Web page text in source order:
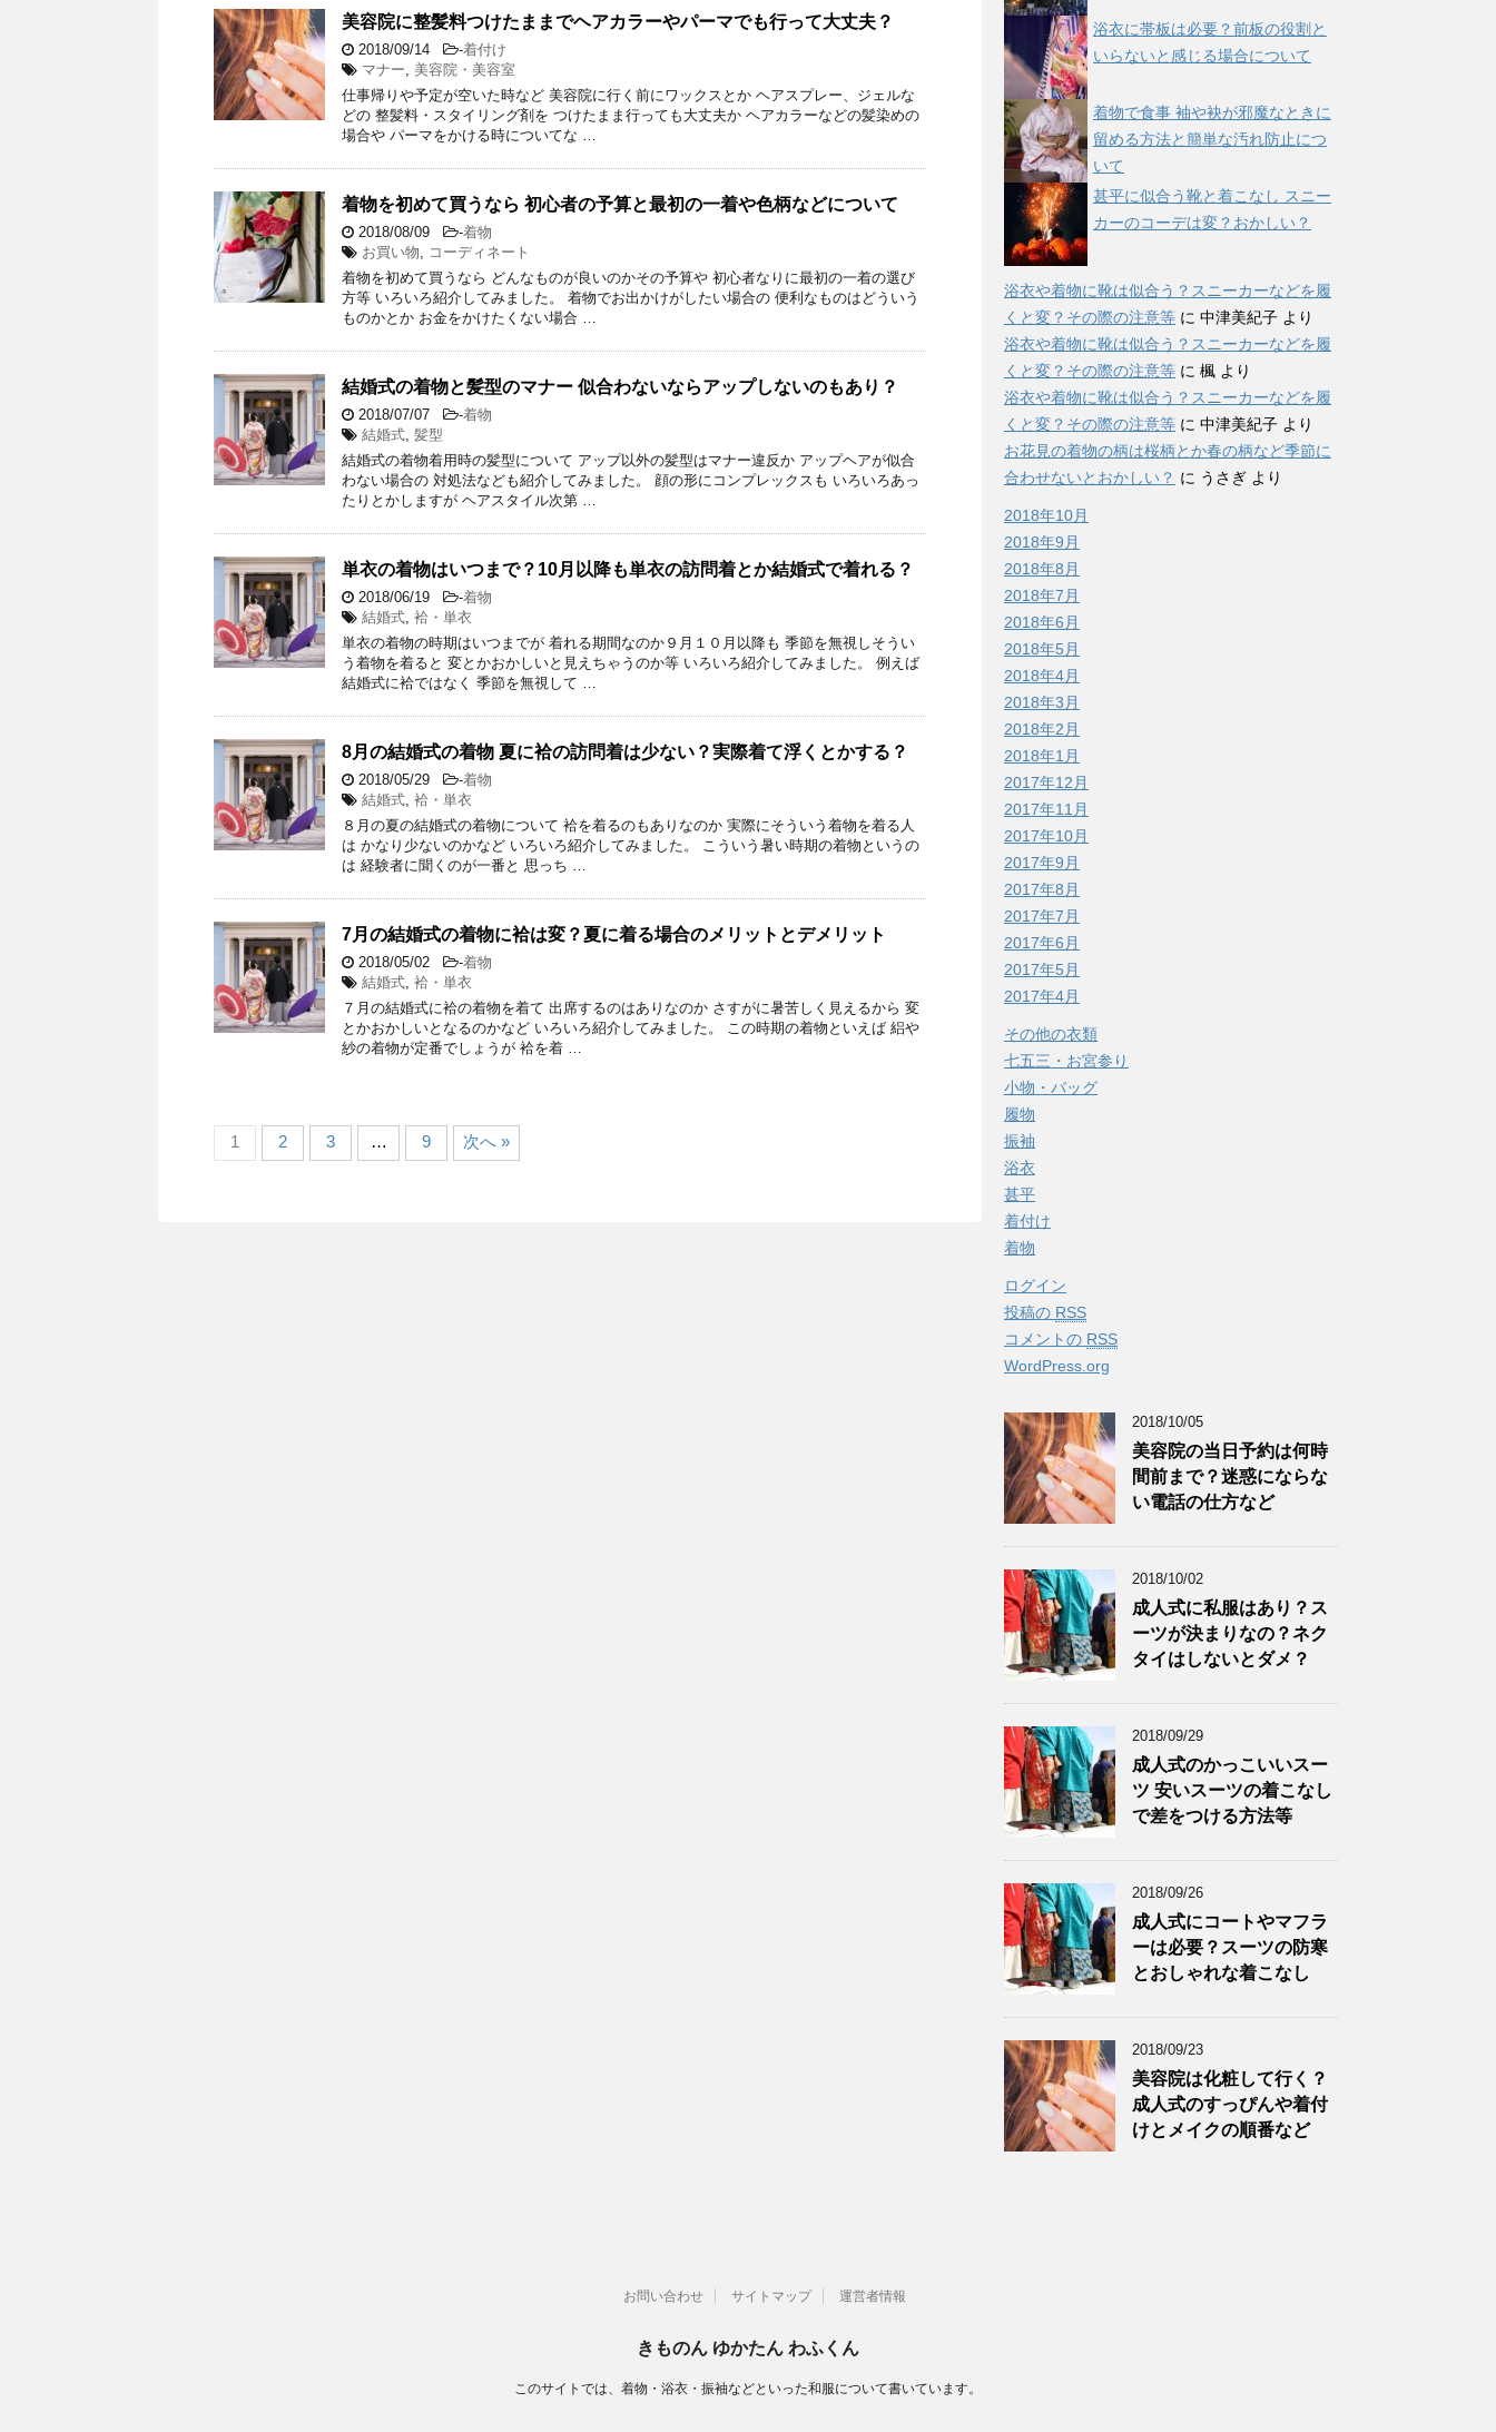
美容院に整髪料つけたままでヘアカラーやパーマでも行って大丈夫？
2018/09/14 -着付け
マナー, 美容院・美容室
仕事帰りや予定が空いた時など 美容院に行く前にワックスとか ヘアスプレー、ジェルな
どの 整髪料・スタイリング剤を つけたまま行っても大丈夫か ヘアカラーなどの髪染めの
場合や パーマをかける時についてな …
着物を初めて買うなら 初心者の予算と最初の一着や色柄などについて
2018/08/09 -着物
お買い物, コーディネート
着物を初めて買うなら どんなものが良いのかその予算や 初心者なりに最初の一着の選び
方等 いろいろ紹介してみました。 着物でお出かけがしたい場合の 便利なものはどういう
ものかとか お金をかけたくない場合 …
結婚式の着物と髪型のマナー 似合わないならアップしないのもあり？
2018/07/07 -着物
結婚式, 髪型
結婚式の着物着用時の髪型について アップ以外の髪型はマナー違反か アップヘアが似合
わない場合の 対処法なども紹介してみました。 顔の形にコンプレックスも いろいろあっ
たりとかしますが ヘアスタイル次第 …
単衣の着物はいつまで？10月以降も単衣の訪問着とか結婚式で着れる？
2018/06/19 -着物
結婚式, 袷・単衣
単衣の着物の時期はいつまでが 着れる期間なのか９月１０月以降も 季節を無視しそうい
う着物を着ると 変とかおかしいと見えちゃうのか等 いろいろ紹介してみました。 例えば
結婚式に袷ではなく 季節を無視して …
8月の結婚式の着物 夏に袷の訪問着は少ない？実際着て浮くとかする？
2018/05/29 -着物
結婚式, 袷・単衣
８月の夏の結婚式の着物について 袷を着るのもありなのか 実際にそういう着物を着る人
は かなり少ないのかなど いろいろ紹介してみました。 こういう暑い時期の着物というの
は 経験者に聞くのが一番と 思っち …
7月の結婚式の着物に袷は変？夏に着る場合のメリットとデメリット
2018/05/02 -着物
結婚式, 袷・単衣
７月の結婚式に袷の着物を着て 出席するのはありなのか さすがに暑苦しく見えるから 変
とかおかしいとなるのかなど いろいろ紹介してみました。 この時期の着物といえば 絽や
紗の着物が定番でしょうが 袷を着 …
1 2 3 … 9 次へ »
浴衣に帯板は必要？前板の役割と
いらないと感じる場合について
着物で食事 袖や袂が邪魔なときに
留める方法と簡単な汚れ防止につ
いて
甚平に似合う靴と着こなし スニー
カーのコーデは変？おかしい？
浴衣や着物に靴は似合う？スニーカーなどを履
くと変？その際の注意等 に 中津美紀子 より
浴衣や着物に靴は似合う？スニーカーなどを履
くと変？その際の注意等 に 楓 より
浴衣や着物に靴は似合う？スニーカーなどを履
くと変？その際の注意等 に 中津美紀子 より
お花見の着物の柄は桜柄とか春の柄など季節に
合わせないとおかしい？ に うさぎ より
2018年10月
2018年9月
2018年8月
2018年7月
2018年6月
2018年5月
2018年4月
2018年3月
2018年2月
2018年1月
2017年12月
2017年11月
2017年10月
2017年9月
2017年8月
2017年7月
2017年6月
2017年5月
2017年4月
その他の衣類
七五三・お宮参り
小物・バッグ
履物
振袖
浴衣
甚平
着付け
着物
ログイン
投稿の RSS
コメントの RSS
WordPress.org
2018/10/05
美容院の当日予約は何時
間前まで？迷惑にならな
い電話の仕方など
2018/10/02
成人式に私服はあり？ス
ーツが決まりなの？ネク
タイはしないとダメ？
2018/09/29
成人式のかっこいいスー
ツ 安いスーツの着こなし
で差をつける方法等
2018/09/26
成人式にコートやマフラ
ーは必要？スーツの防寒
とおしゃれな着こなし
2018/09/23
美容院は化粧して行く？
成人式のすっぴんや着付
けとメイクの順番など
お問い合わせ サイトマップ 運営者情報
きものん ゆかたん わふくん
このサイトでは、着物・浴衣・振袖などといった和服について書いています。